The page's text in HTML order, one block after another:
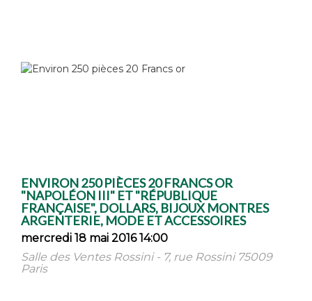
ENVIRON 250 PIÈCES 20 FRANCS OR
"NAPOLÉON III" ET "RÉPUBLIQUE
FRANÇAISE", DOLLARS, BIJOUX MONTRES
ARGENTERIE, MODE ET ACCESSOIRES
mercredi 18 mai 2016 14:00
Salle des Ventes Rossini - 7, rue Rossini 75009
Paris